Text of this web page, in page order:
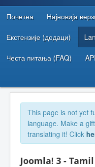
РЕСУРСИ ЗА РАЗВОЈ
Почетна Најновија
Екстензије (додаци)
Честа питања (FAQ)
This page is not yet
language. Make a
translating it! Click
Joomla! 3 -